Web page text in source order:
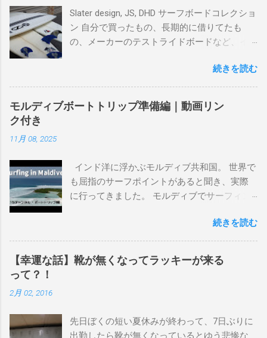
Slater design, JS, DHD サーフボードコレクショ
ン 自分で買ったもの、長期的に借りてたも
の、メーカーのテストライドボードなど、イ
を書き残しているページです。 記録と残して
るので、過去のボードたちはもうすでに人に
譲って、手元に無いのがほとんどだけど。 色
んなサーフボードに乗って、サーフィンの世
ーメイドビーチ 最もロングライドしてきたポ
イント スナッパー、レインボーベイ、グリ
ーンマウント、クーリービーチ、キラ、レノ
狙っているポイント バーレー、キラ、レイ
ンボーベイ、クーリービーチ 絶対に入りたい
ポイント ベルズビーチ、グレートオーシャ
ナチュラル DHD DX-1
5'10"×18'3/8×2'3/16 Glassing Team 4×4
続きを読む
モルディブボートトリップ準備編｜動画リン
ク付き
11月 08, 2025
インド洋に浮かぶモルディブ共和国。 世界で
も屈指のサーフポイントがあると聞き、実際
に行ってきました。 モルディブでサーフィン
テルやリゾートに滞在して目の前のブレイク
を独占するスタイル。もうひとつが、複数の
ポイントを巡る「ボートトリップ」です。 今
回はそのボートトリップで、時間と空間の贅
系YouTubeチャンネル「よういちチャンネル
続きを読む
【幸運な話】靴が無くなってラッキーが来る
って？！
2月 02, 2016
先日ぼくの短い夏休みが終わって、7日ぶりに
出勤したら靴が無くなっているとゆう悲惨な